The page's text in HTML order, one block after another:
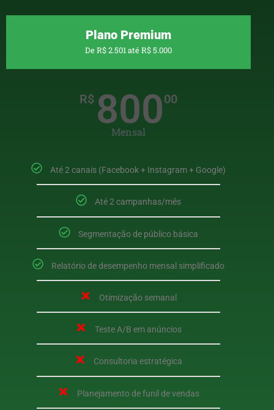
Plano Premium
De R$ 2.501 até R$ 5.000
R$ 80000
Mensal
Até 2 canais (Facebook + Instagram + Google)
Até 2 campanhas/mês
Segmentação de público básica
Relatório de desempenho mensal simplificado
Otimização semanal
Teste A/B em anúncios
Consultoria estratégica
Planejamento de funil de vendas